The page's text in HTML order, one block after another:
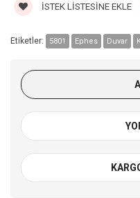
İSTEK LISTESINE EKLE
Etiketler: 5801 Ephes Duvar